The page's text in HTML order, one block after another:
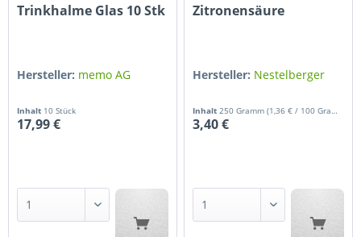
Trinkhalme Glas 10 Stk
Hersteller: memo AG
Inhalt 10 Stück
17,99 €
Zitronensäure
Hersteller: Nestelberger
Inhalt250 Gramm(1,36 € / 100 Gramm)
3,40 €